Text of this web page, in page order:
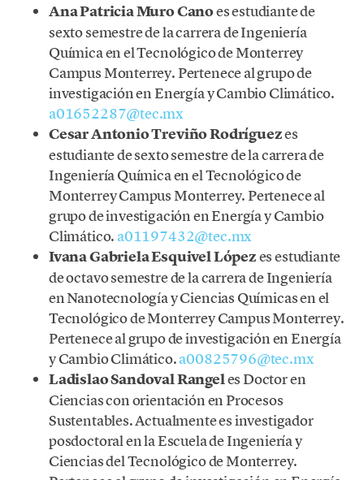
Ana Patricia Muro Canoes estudiante de
sexto semestre de la carrera de Ingeniería
Química en el Tecnológico de Monterrey
Campus Monterrey. Pertenece al grupo de
investigación en Energía y Cambio Climático.
a01652287@tec.mx
Cesar Antonio Treviño Rodríguezes
estudiante de sexto semestre de la carrera de
Ingeniería Química en el Tecnológico de
Monterrey Campus Monterrey. Pertenece al
grupo de investigación en Energía y Cambio
Climático. a01197432@tec.mx
Ivana Gabriela Esquivel Lópezes estudiante
de octavo semestre de la carrera de Ingeniería
en Nanotecnología y Ciencias Químicas en el
Tecnológico de Monterrey Campus Monterrey.
Pertenece al grupo de investigación en Energía
y Cambio Climático.a00825796@tec.mx
Ladislao Sandoval Rangeles Doctor en
Ciencias con orientación en Procesos
Sustentables. Actualmente es investigador
posdoctoral en la Escuela de Ingeniería y
Ciencias del Tecnológico de Monterrey.